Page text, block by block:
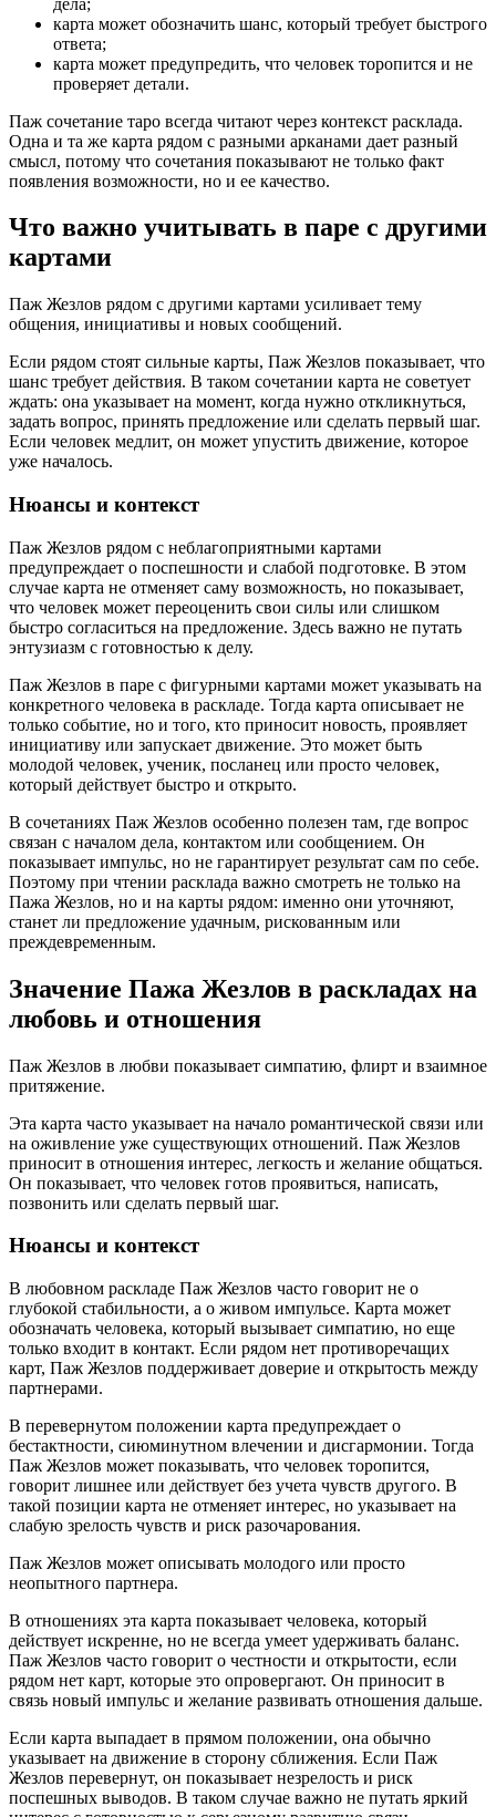
карта может обозначить шанс, который требует быстрого
ответа;
карта может предупредить, что человек торопится и не
проверяет детали.
Паж сочетание таро всегда читают через контекст расклада.
Одна и та же карта рядом с разными арканами дает разный
смысл, потому что сочетания показывают не только факт
появления возможности, но и ее качество.
Что важно учитывать в паре с другими
картами
Паж Жезлов рядом с другими картами усиливает тему
общения, инициативы и новых сообщений.
Если рядом стоят сильные карты, Паж Жезлов показывает, что
шанс требует действия. В таком сочетании карта не советует
ждать: она указывает на момент, когда нужно откликнуться,
задать вопрос, принять предложение или сделать первый шаг.
Если человек медлит, он может упустить движение, которое
уже началось.
Нюансы и контекст
Паж Жезлов рядом с неблагоприятными картами
предупреждает о поспешности и слабой подготовке. В этом
случае карта не отменяет саму возможность, но показывает,
что человек может переоценить свои силы или слишком
быстро согласиться на предложение. Здесь важно не путать
энтузиазм с готовностью к делу.
Паж Жезлов в паре с фигурными картами может указывать на
конкретного человека в раскладе. Тогда карта описывает не
только событие, но и того, кто приносит новость, проявляет
инициативу или запускает движение. Это может быть
молодой человек, ученик, посланец или просто человек,
который действует быстро и открыто.
В сочетаниях Паж Жезлов особенно полезен там, где вопрос
связан с началом дела, контактом или сообщением. Он
показывает импульс, но не гарантирует результат сам по себе.
Поэтому при чтении расклада важно смотреть не только на
Пажа Жезлов, но и на карты рядом: именно они уточняют,
станет ли предложение удачным, рискованным или
преждевременным.
Значение Пажа Жезлов в раскладах на
любовь и отношения
Паж Жезлов в любви показывает симпатию, флирт и взаимное
притяжение.
Эта карта часто указывает на начало романтической связи или
на оживление уже существующих отношений. Паж Жезлов
приносит в отношения интерес, легкость и желание общаться.
Он показывает, что человек готов проявиться, написать,
позвонить или сделать первый шаг.
Нюансы и контекст
В любовном раскладе Паж Жезлов часто говорит не о
глубокой стабильности, а о живом импульсе. Карта может
обозначать человека, который вызывает симпатию, но еще
только входит в контакт. Если рядом нет противоречащих
карт, Паж Жезлов поддерживает доверие и открытость между
партнерами.
В перевернутом положении карта предупреждает о
бестактности, сиюминутном влечении и дисгармонии. Тогда
Паж Жезлов может показывать, что человек торопится,
говорит лишнее или действует без учета чувств другого. В
такой позиции карта не отменяет интерес, но указывает на
слабую зрелость чувств и риск разочарования.
Паж Жезлов может описывать молодого или просто
неопытного партнера.
В отношениях эта карта показывает человека, который
действует искренне, но не всегда умеет удерживать баланс.
Паж Жезлов часто говорит о честности и открытости, если
рядом нет карт, которые это опровергают. Он приносит в
связь новый импульс и желание развивать отношения дальше.
Если карта выпадает в прямом положении, она обычно
указывает на движение в сторону сближения. Если Паж
Жезлов перевернут, он показывает незрелость и риск
поспешных выводов. В таком случае важно не путать яркий